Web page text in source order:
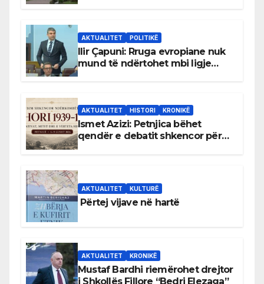
AKTUALITET POLITIKË
Ilir Çapuni: Rruga evropiane nuk
mund të ndërtohet mbi ligje
AKTUALITET HISTORI KRONIKË
Ismet Azizi: Petnjica bëhet
qendër e debatit shkencor për
AKTUALITET KULTURË
Përtej vijave në hartë
AKTUALITET KRONIKË
Mustaf Bardhi riemërohet drejtor
i Shkollës Fillore “Bedri Elezaga”